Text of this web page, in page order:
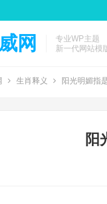
网
专业WP主题
新一代网站模
生肖释义 阳光明媚指
阳